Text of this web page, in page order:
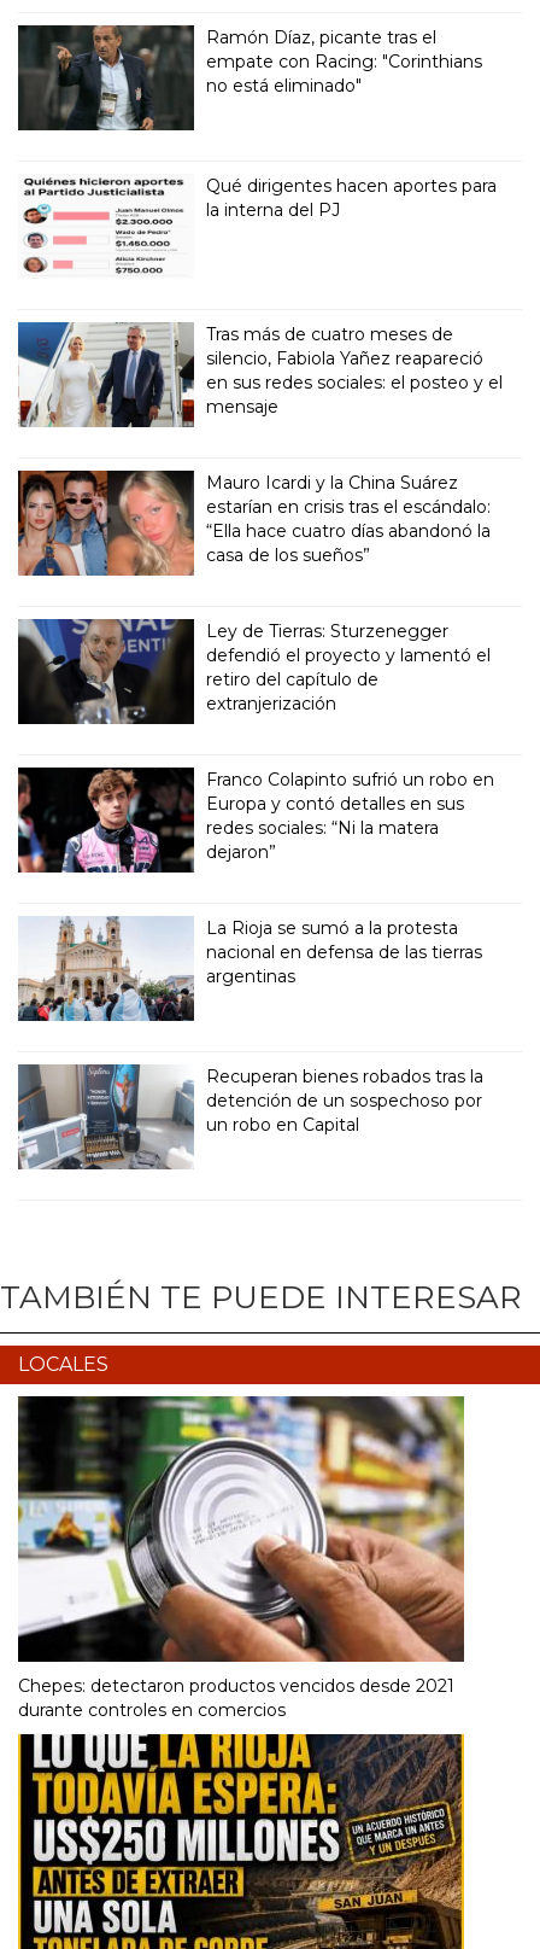
Ramón Díaz, picante tras el
empate con Racing: "Corinthians
no está eliminado"
Qué dirigentes hacen aportes para
la interna del PJ
Tras más de cuatro meses de
silencio, Fabiola Yañez reapareció
en sus redes sociales: el posteo y el
mensaje
Mauro Icardi y la China Suárez
estarían en crisis tras el escándalo:
“Ella hace cuatro días abandonó la
casa de los sueños”
Ley de Tierras: Sturzenegger
defendió el proyecto y lamentó el
retiro del capítulo de
extranjerización
Franco Colapinto sufrió un robo en
Europa y contó detalles en sus
redes sociales: “Ni la matera
dejaron”
La Rioja se sumó a la protesta
nacional en defensa de las tierras
argentinas
Recuperan bienes robados tras la
detención de un sospechoso por
un robo en Capital
TAMBIÉN TE PUEDE INTERESAR
LOCALES
Chepes: detectaron productos vencidos desde 2021
durante controles en comercios